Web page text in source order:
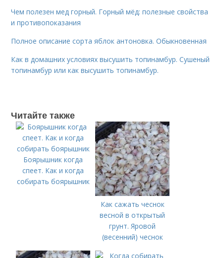
Чем полезен мед горный. Горный мёд: полезные свойства
и противопоказания
Полное описание сорта яблок антоновка. Обыкновенная
Как в домашних условиях высушить топинамбур. Сушеный
топинамбур или как высушить топинамбур.
Читайте также
Боярышник когда
спеет. Как и когда
собирать боярышник
Как сажать чеснок
весной в открытый
грунт. Яровой
(весенний) чеснок